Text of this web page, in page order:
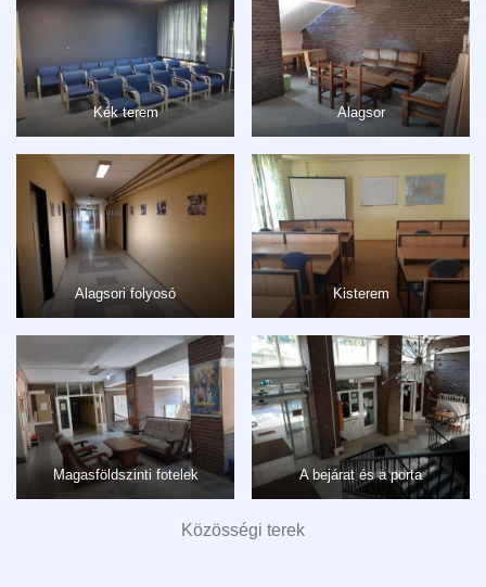
Kék terem Alagsor
Alagsori folyosó Kisterem
Magasföldszinti fotelek A bejárat és a porta
Közösségi terek